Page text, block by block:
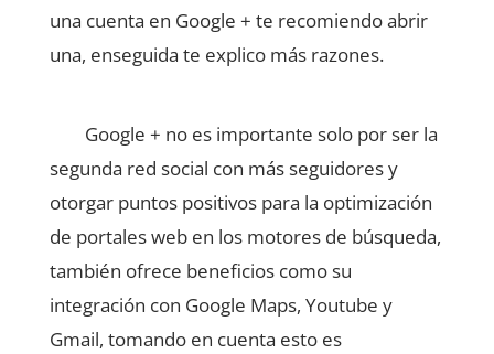
una cuenta en Google + te recomiendo abrir
una, enseguida te explico más razones.
Google + no es importante solo por ser la
segunda red social con más seguidores y
otorgar puntos positivos para la optimización
de portales web en los motores de búsqueda,
también ofrece beneficios como su
integración con Google Maps, Youtube y
Gmail, tomando en cuenta esto es